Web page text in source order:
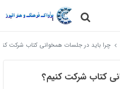
چرا باید در جلسات همخوانی کتاب شرکت
کتاب شرکت کنیم؟